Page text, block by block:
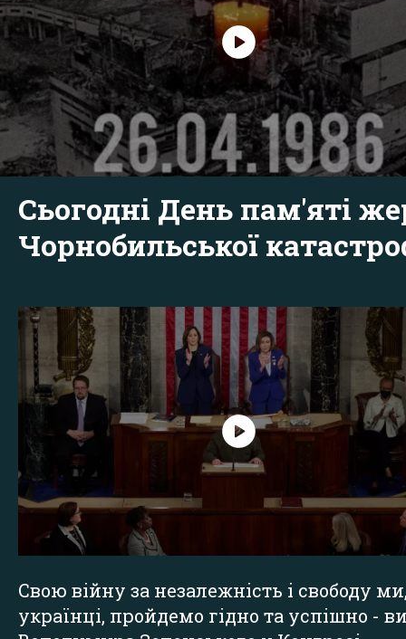
Сьогодні День пам'яті
Чорнобильської
Свою війну за незалежність і свободу
українці, пройдемо гідно та успішно -